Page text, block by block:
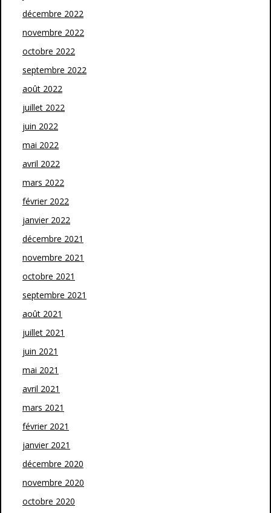
décembre 2022
novembre 2022
octobre 2022
septembre 2022
août 2022
juillet 2022
juin 2022
mai 2022
avril 2022
mars 2022
février 2022
janvier 2022
décembre 2021
novembre 2021
octobre 2021
septembre 2021
août 2021
juillet 2021
juin 2021
mai 2021
avril 2021
mars 2021
février 2021
janvier 2021
décembre 2020
novembre 2020
octobre 2020